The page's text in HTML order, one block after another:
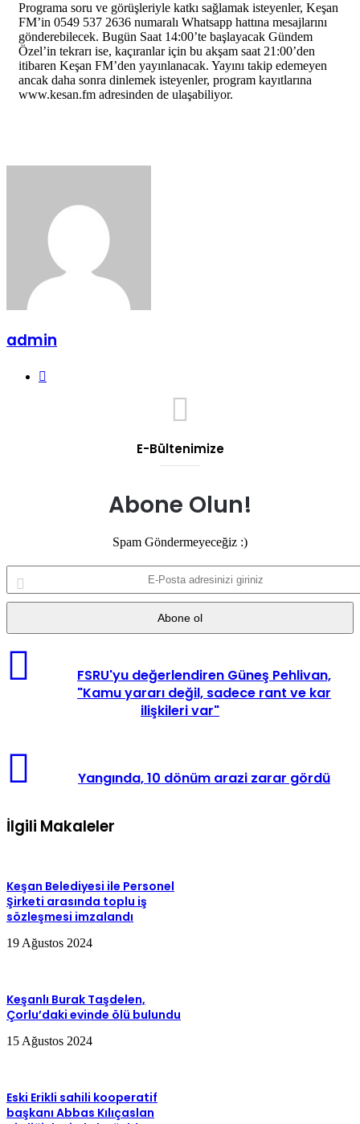
Programa soru ve görüşleriyle katkı sağlamak isteyenler, Keşan
FM’in 0549 537 2636 numaralı Whatsapp hattına mesajlarını
gönderebilecek. Bugün Saat 14:00’te başlayacak Gündem
Özel’in tekrarı ise, kaçıranlar için bu akşam saat 21:00’den
itibaren Keşan FM’den yayınlanacak. Yayını takip edemeyen
ancak daha sonra dinlemek isteyenler, program kayıtlarına
www.kesan.fm adresinden de ulaşabiliyor.
admin
E-Bültenimize
Abone Olun!
Spam Göndermeyeceğiz :)
Posta
adresinizi
FSRU'yu değerlendiren Güneş Pehlivan,
"Kamu yararı değil, sadece rant ve kar
ilişkileri var"
Yangında, 10 dönüm arazi zarar gördü
İlgili Makaleler
Keşan Belediyesi ile Personel
Şirketi arasında toplu iş
sözleşmesi imzalandı
19 Ağustos 2024
Keşanlı Burak Taşdelen,
Çorlu’daki evinde ölü bulundu
15 Ağustos 2024
Eski Erikli sahili kooperatif
başkanı Abbas Kılıçaslan